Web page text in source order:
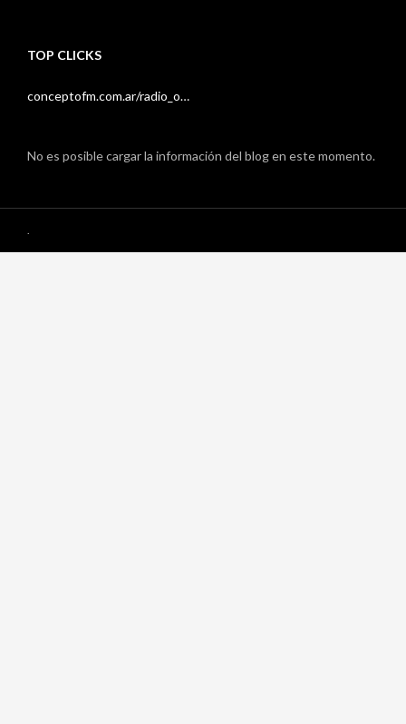
TOP CLICKS
conceptofm.com.ar/radio_o…
No es posible cargar la información del blog en este momento.